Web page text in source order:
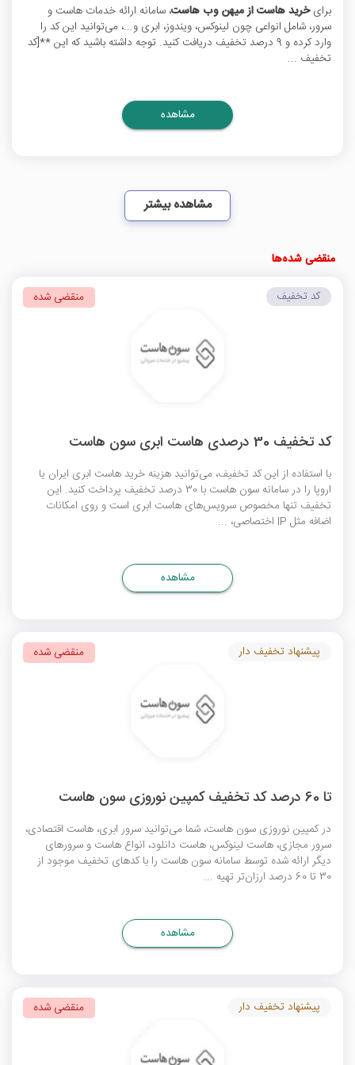
برایخرید هاست از میهن وب هاست، سامانه ارائه خدمات هاست و
سرور، شامل انواعی چون لینوکس، ویندوز، ابری و...، می‌توانید این کد را
وارد کرده و 9 درصد تخفیف دریافت کنید. توجه داشته باشید که این **[کد
تخفیف ...
مشاهده
مشاهده بیشتر
منقضی شده‌ها
کد تخفیف 30 درصدی هاست ابری سون هاست
با استفاده از این کد تخفیف، می‌توانید هزینه خرید هاست ابری ایران یا
اروپا را در سامانه سون هاست با 30 درصد تخفیف پرداخت کنید. این
تخفیف تنها مخصوص سرویس‌های هاست ابری است و روی امکانات
اضافه مثل IP اختصاصی، ...
کد تخفیف منقضی شده
مشاهده
تا 60 درصد کد تخفیف کمپین نوروزی سون هاست
در کمپین نوروزی سون هاست، شما می‌توانید سرور ابری، هاست اقتصادی،
سرور مجازی، هاست لینوکس، هاست دانلود، انواع هاست و سرورهای
دیگر ارائه شده توسط سامانه سون هاست را با کدهای تخفیف موجود از
30 تا 60 درصد ارزان‌تر تهیه ...
پیشنهاد تخفیف دار منقضی شده
مشاهده
پیشنهاد تخفیف دار منقضی شده